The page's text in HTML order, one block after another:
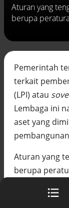
Aturan yang
berupa
Pemerintah
terkait
(LPI) atau
Lembaga ini
aset yang
Aturan yang
berupa
pengurus